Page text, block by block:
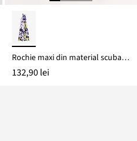
Rochie maxi din material scuba robust
132,90 lei